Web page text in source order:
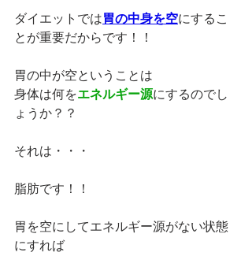
ダイエットでは胃の中身を空にするこ
とが重要だからです！！
胃の中が空ということは
身体は何をエネルギー源にするのでし
ょうか？？
それは・・・
脂肪です！！
胃を空にしてエネルギー源がない状態
にすれば